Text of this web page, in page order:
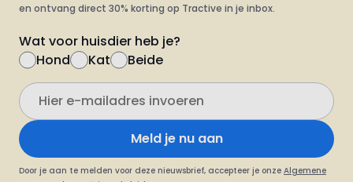
en ontvang direct 30% korting op Tractive in je inbox.
Wat voor huisdier heb je?
Hond
Kat Beide
Meld je nu aan
Door je aan te melden voor deze nieuwsbrief, accepteer je onze Algemene